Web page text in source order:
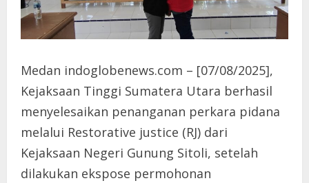
Medan indoglobenews.com – [07/08/2025],
Kejaksaan Tinggi Sumatera Utara berhasil
menyelesaikan penanganan perkara pidana
melalui Restorative justice (RJ) dari
Kejaksaan Negeri Gunung Sitoli, setelah
dilakukan ekspose permohonan